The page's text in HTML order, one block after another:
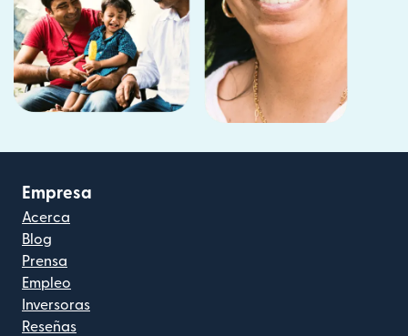
Empresa
Acerca
Blog
Prensa
Empleo
Inversoras
Reseñas